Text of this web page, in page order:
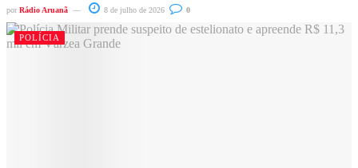
por Rádio Aruanã 8 de julho de 2026 0
POLÍCIA